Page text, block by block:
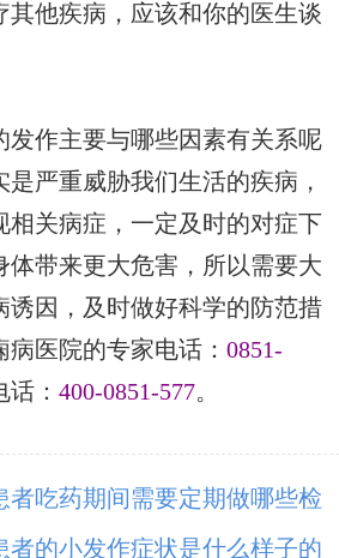
其他疾病，应该和你的医生谈
发作主要与哪些因素有关系呢
严重威胁我们生活的疾病，
相关病症，一定及时的对症下
体带来更大危害，所以需要大
诱因，及时做好科学的防范措
医院的专家电话： 0851-
话： 400-0851-577。
者吃药期间需要定期做哪些检
者的小发作症状是什么样子的